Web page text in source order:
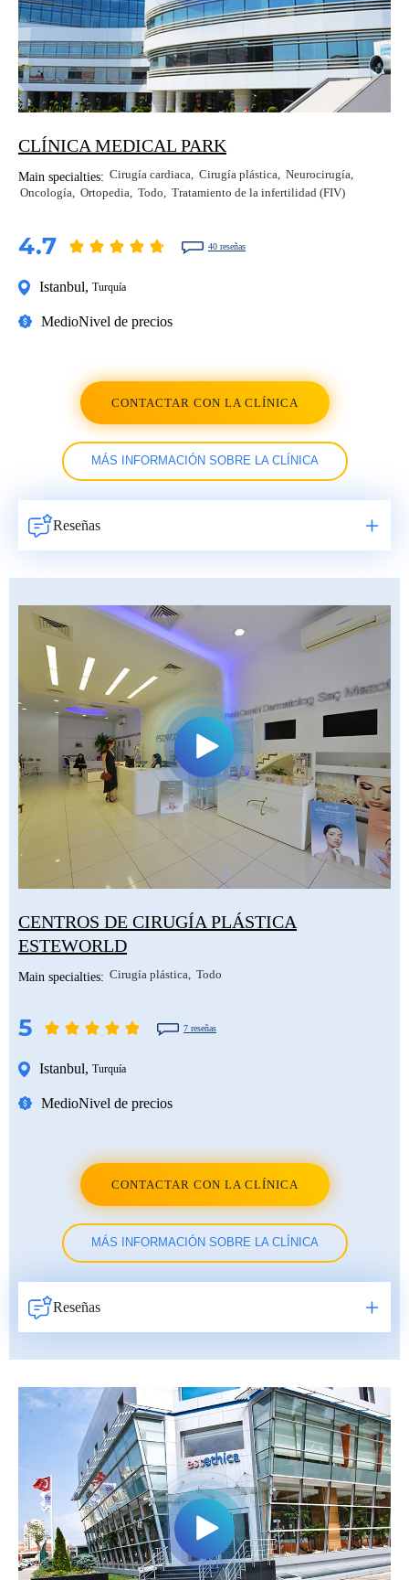
CLÍNICA MEDICAL PARK
Main specialties: Cirugía cardiaca Cirugía plástica Neurocirugía
Oncología Ortopedia Todo Tratamiento de la infertilidad (FIV)
4.7 40 reseñas
Istanbul, Turquía
MedioNivel de precios
CONTACTAR CON LA CLÍNICA
MÁS INFORMACIÓN SOBRE LA CLÍNICA
Reseñas
CENTROS DE CIRUGÍA PLÁSTICA
ESTEWORLD
Main specialties: Cirugía plástica Todo
5 7 reseñas
Istanbul, Turquía
MedioNivel de precios
CONTACTAR CON LA CLÍNICA
MÁS INFORMACIÓN SOBRE LA CLÍNICA
Reseñas